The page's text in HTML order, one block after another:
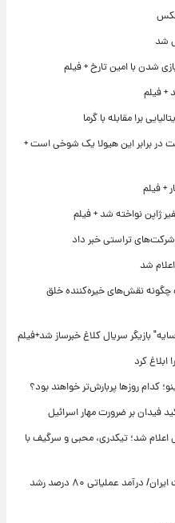
عکس
شد
شدن با امین تارخ + فیلم
+ فیلم
برا مقابله با گرما
در برابر این هیولا یک شوخی است +
+ فیلم
ژاپن نواخته شد + فیلم
تراستی خبر داد
شد
نقش‌های خیره‌کننده خلق
بازیگر سریال کلاغ خبرساز شد+فیلم
کدام روزها پربارش‌تر خواهند بود؟
فیدان بر ضرورت مهار اسرائیل
شد؛ تیکدری، محبی و سرگیف با
تغییر مثبت در عملکرد مالی بانک صادرات ایران/ درآمد عملیاتی ۸۰ درصد رشد